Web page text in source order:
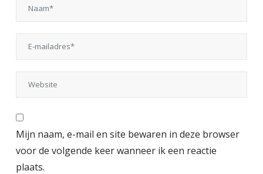
Mijn naam, e-mail en site bewaren in deze browser
voor de volgende keer wanneer ik een reactie
plaats.